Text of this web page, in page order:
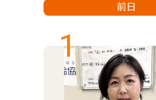
前日
1